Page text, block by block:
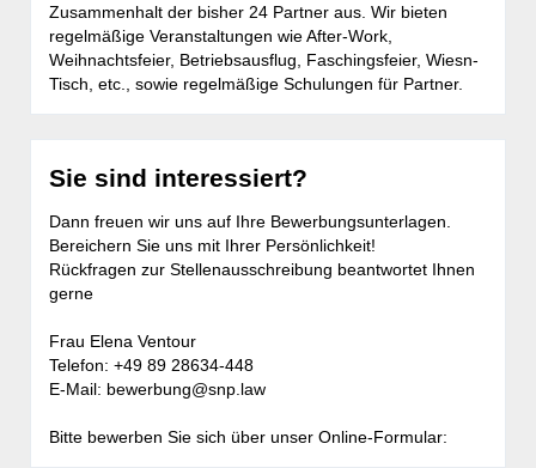
Zusammenhalt der bisher 24 Partner aus. Wir bieten
regelmäßige Veranstaltungen wie After-Work,
Weihnachtsfeier, Betriebsausflug, Faschingsfeier, Wiesn-
Tisch, etc., sowie regelmäßige Schulungen für Partner.
Sie sind interessiert?
Dann freuen wir uns auf Ihre Bewerbungsunterlagen.
Bereichern Sie uns mit Ihrer Persönlichkeit!
Rückfragen zur Stellenausschreibung beantwortet Ihnen
gerne
Frau Elena Ventour
Telefon: +49 89 28634-448
E-Mail: bewerbung@snp.law
Bitte bewerben Sie sich über unser Online-Formular: